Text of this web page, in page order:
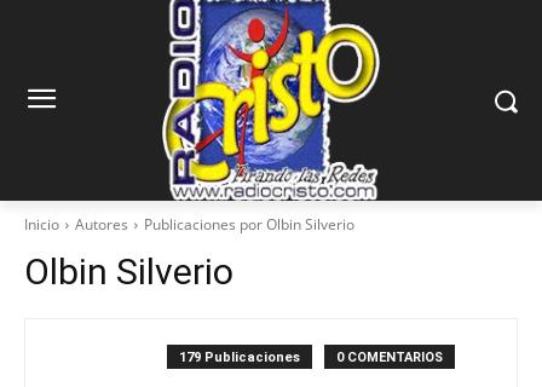
Inicio Autores Publicaciones por Olbin Silverio
Olbin Silverio
179 Publicaciones 0 COMENTARIOS